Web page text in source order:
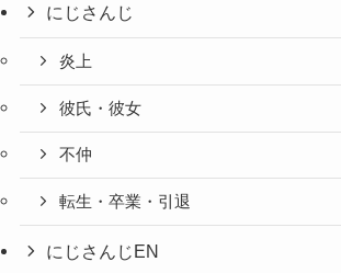
にじさんじ
炎上
彼氏・彼女
不仲
転生・卒業・引退
にじさんじEN